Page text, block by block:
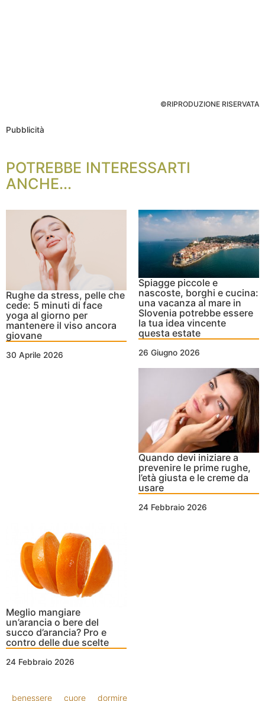
©RIPRODUZIONE RISERVATA
Pubblicità
POTREBBE INTERESSARTI
ANCHE...
Rughe da stress, pelle che
cede: 5 minuti di face
yoga al giorno per
mantenere il viso ancora
giovane
30 Aprile 2026
Spiagge piccole e
nascoste, borghi e cucina:
una vacanza al mare in
Slovenia potrebbe essere
la tua idea vincente
questa estate
26 Giugno 2026
Quando devi iniziare a
prevenire le prime rughe,
l’età giusta e le creme da
usare
24 Febbraio 2026
Meglio mangiare
un’arancia o bere del
succo d’arancia? Pro e
contro delle due scelte
24 Febbraio 2026
benessere cuore dormire